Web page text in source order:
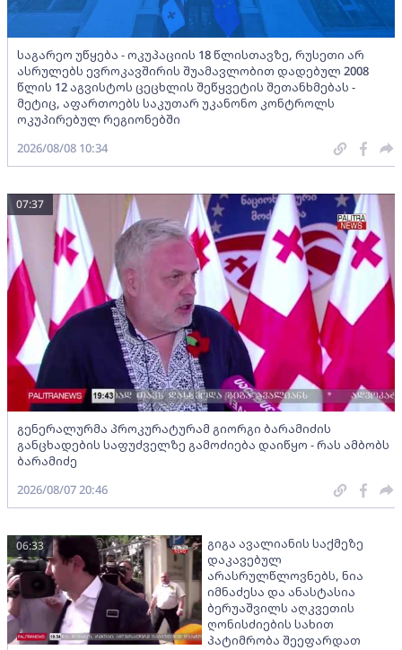
საგარეო უწყება - ოკუპაციის 18 წლისთავზე, რუსეთი არ
ასრულებს ევროკავშირის შუამავლობით დადებულ 2008
წლის 12 აგვისტოს ცეცხლის შეწყვეტის შეთანხმებას -
მეტიც, აფართოებს საკუთარ უკანონო კონტროლს
ოკუპირებულ რეგიონებში
2026/08/08 10:34
გენერალურმა პროკურატურამ გიორგი ბარამიძის
განცხადების საფუძველზე გამოძიება დაიწყო - რას ამბობს
ბარამიძე
07:37
2026/08/07 20:46
გიგა ავალიანის საქმეზე
დაკავებულ
არასრულწლოვნებს, ნია
იმნაძესა და ანასტასია
ბერუაშვილს აღკვეთის
ღონისძიების სახით
პატიმრობა შეეფარდათ
06:33